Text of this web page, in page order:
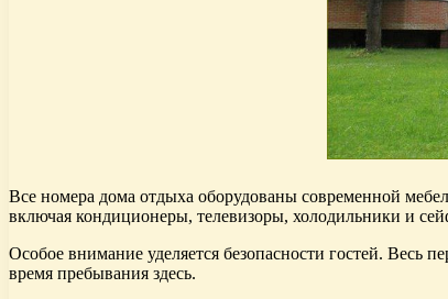
Все номера дома отдыха оборудованы современной
включая кондиционеры, телевизоры, холодильники и
Особое внимание уделяется безопасности гостей. Весь
время пребывания здесь.